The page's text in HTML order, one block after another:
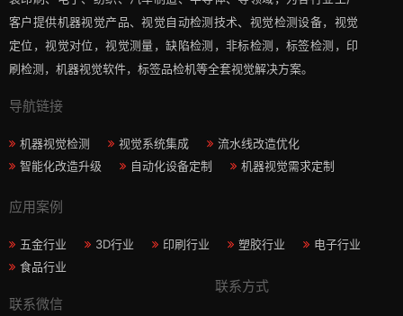
客户提供机器视觉产品、视觉自动检测技术、视觉检测设备，视觉
定位，视觉对位，视觉测量，缺陷检测，非标检测，标签检测，印
刷检测，机器视觉软件，标签品检机等​全套视觉解决方案​。
导航链接
机器视觉检测 视觉系统集成
流水线改造优化
智能化改造升级
自动化设备定制 机器视觉需求定制
应用案例
五金行业 3D行业 印刷行业 塑胶行业
电子行业
食品行业
联系微信
联系方式